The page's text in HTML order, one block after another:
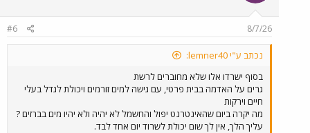
8/7/26
#6
נכתב ע"י lemner40:
בסוף ישרדו אלו שלא מחוברים לרשת
גרים על האדמה בבית פרטי, עם גישה למים זורמים ויכולת לגדל בעלי
חיים וירקות
מה יקרה ביום שהאינטרנט יפול והחשמל לא יהיה ולא יהיו מים בברזים ?
עליך הלך, אין לך שום יכולת לשרוד יום אחד לבד.